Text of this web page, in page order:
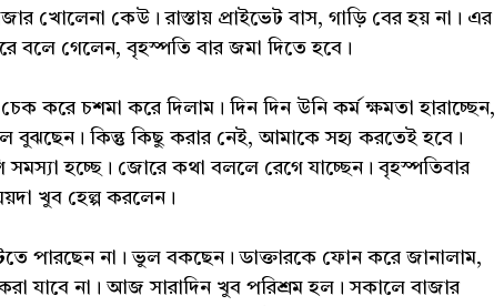
খোলেনা কেউ। রাস্তায় প্রাইভেট বাস, গাড়ি বের হয় না। এর
বলে গেলেন, বৃহস্পতি বার জমা দিতে হবে।
চশমা করে দিলাম। দিন দিন উনি কর্ম ক্ষমতা হারাচ্ছেন,
বুঝছেন। কিন্তু কিছু করার নেই, আমাকে সহ্য করতেই হবে।
হচ্ছে। জোরে কথা বললে রেগে যাচ্ছেন। বৃহস্পতিবার
খুব হেল্প করলেন।
পারছেন না। ভুল বকছেন। ডাক্তারকে ফোন করে জানালাম,
যাবে না। আজ সারাদিন খুব পরিশ্রম হল। সকালে বাজার